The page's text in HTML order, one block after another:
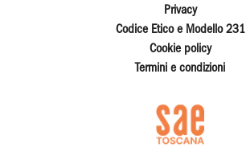
Privacy
Codice Etico e Modello 231
Cookie policy
Termini e condizioni